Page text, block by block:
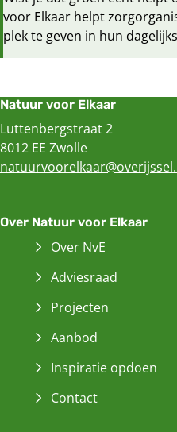
voor Elkaar helpt
plek te geven in hun
Natuur voor Elkaar
Luttenbergstraat 2
8012 EE Zwolle
Over Natuur voor Elkaar
Over NvE
Adviesraad
Projecten
Aanbod
Inspiratie opdoen
Contact